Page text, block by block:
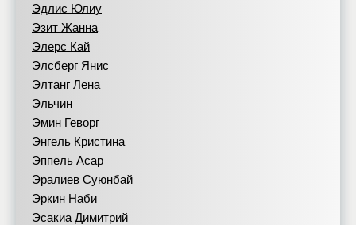
Эдлис Юлиу
Эзит Жанна
Элерс Кай
Элсберг Янис
Элтанг Лена
Эльчин
Эмин Геворг
Энгель Кристина
Эппель Асар
Эралиев Суюнбай
Эркин Наби
Эсакиа Димитрий